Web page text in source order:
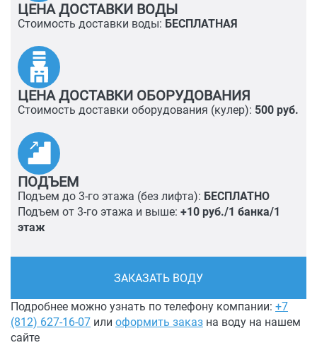
ЦЕНА ДОСТАВКИ ВОДЫ
Стоимость доставки воды: БЕСПЛАТНАЯ
ЦЕНА ДОСТАВКИ ОБОРУДОВАНИЯ
Стоимость доставки оборудования (кулер): 500 руб.
ПОДЪЕМ
Подъем до 3-го этажа (без лифта): БЕСПЛАТНО
Подъем от 3-го этажа и выше: +10 руб./1 банка/1
этаж
ЗАКАЗАТЬ ВОДУ
Подробнее можно узнать по телефону компании: +7
(812) 627-16-07 или оформить заказ на воду на нашем
сайте